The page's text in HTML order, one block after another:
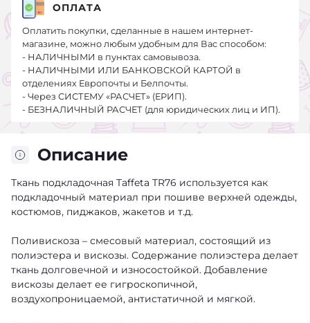
Описание
Ткань подкладочная Taffeta TR76 используется как
подкладочный материал при пошиве верхней одежды,
костюмов, пиджаков, жакетов и т.д.
Поливискоза – смесовый материал, состоящий из
полиэстера и вискозы. Содержание полиэстера делает
ткань долговечной и износостойкой. Добавление
вискозы делает ее гигроскопичной,
воздухопроницаемой, антистатичной и мягкой.
ОПЛАТА
Оплатить покупки, сделанные в нашем интернет-
магазине, можно любым удобным для Вас способом:
- НАЛИЧНЫМИ в пунктах самовывоза.
- НАЛИЧНЫМИ ИЛИ БАНКОВСКОЙ КАРТОЙ в
отделениях Европочты и Белпочты.
- Через СИСТЕМУ «РАСЧЕТ» (ЕРИП).
- БЕЗНАЛИЧНЫЙ РАСЧЕТ (для юридических лиц и ИП).